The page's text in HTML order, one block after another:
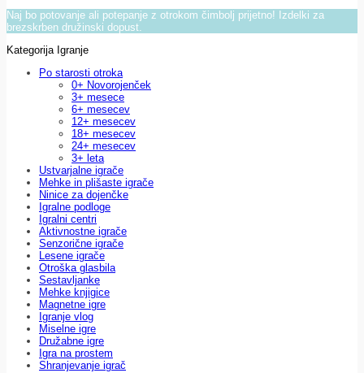
Naj bo potovanje ali potepanje z otrokom čimbolj prijetno! Izdelki za
brezskrben družinski dopust.
Kategorija Igranje
Po starosti otroka
0+ Novorojenček
3+ mesece
6+ mesecev
12+ mesecev
18+ mesecev
24+ mesecev
3+ leta
Ustvarjalne igrače
Mehke in plišaste igrače
Ninice za dojenčke
Igralne podloge
Igralni centri
Aktivnostne igrače
Senzorične igrače
Lesene igrače
Otroška glasbila
Sestavljanke
Mehke knjigice
Magnetne igre
Igranje vlog
Miselne igre
Družabne igre
Igra na prostem
Shranjevanje igrač